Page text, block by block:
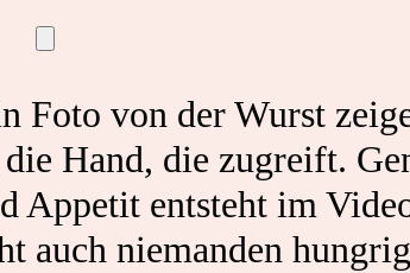
Foto von der Wurst
die Hand, die zugreift.
Appetit entsteht im
auch niemanden